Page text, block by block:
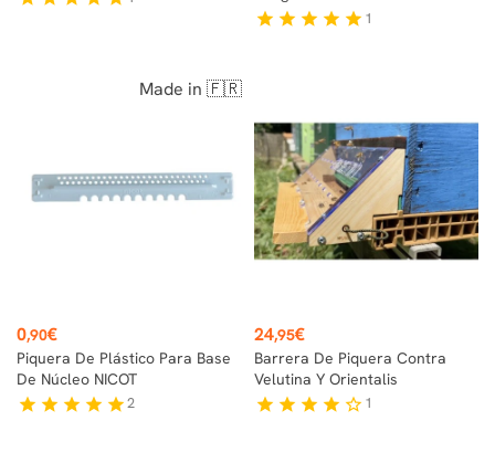
star star star star star 1
Made in 🇫🇷
Precio
0,90€
Piquera De Plástico Para Base
De Núcleo NICOT
star star star star star2
Precio
24,95€
Barrera De Piquera Contra
Velutina Y Orientalis
star star star star star_border 1